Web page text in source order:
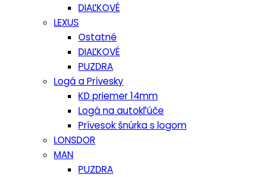
DIAĽKOVÉ
LEXUS
Ostatné
DIAĽKOVÉ
PUZDRA
Logá a Prívesky
KD priemer 14mm
Logá na autokľúče
Prívesok šnúrka s logom
LONSDOR
MAN
PUZDRA